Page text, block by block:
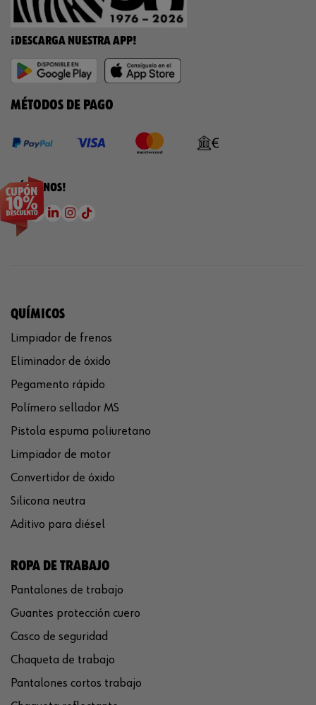
¡DESCARGA NUESTRA APP!
MÉTODOS DE PAGO
¡SÍGUENOS!
QUÍMICOS
Limpiador de frenos
Eliminador de óxido
Pegamento rápido
Polímero sellador MS
Pistola espuma poliuretano
Limpiador de motor
Convertidor de óxido
Silicona neutra
Aditivo para diésel
ROPA DE TRABAJO
Pantalones de trabajo
Guantes protección cuero
Casco de seguridad
Chaqueta de trabajo
Pantalones cortos trabajo